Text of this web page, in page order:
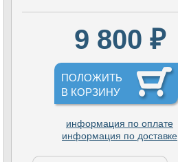
9 800 ₽
ПОЛОЖИТЬ
В КОРЗИНУ
информация по оплате
информация по доставке